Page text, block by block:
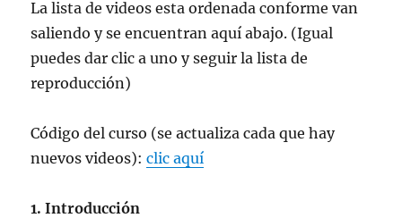
La lista de videos esta ordenada conforme van
saliendo y se encuentran aquí abajo. (Igual
puedes dar clic a uno y seguir la lista de
reproducción)
Código del curso (se actualiza cada que hay
nuevos videos):clic aquí
1. Introducción